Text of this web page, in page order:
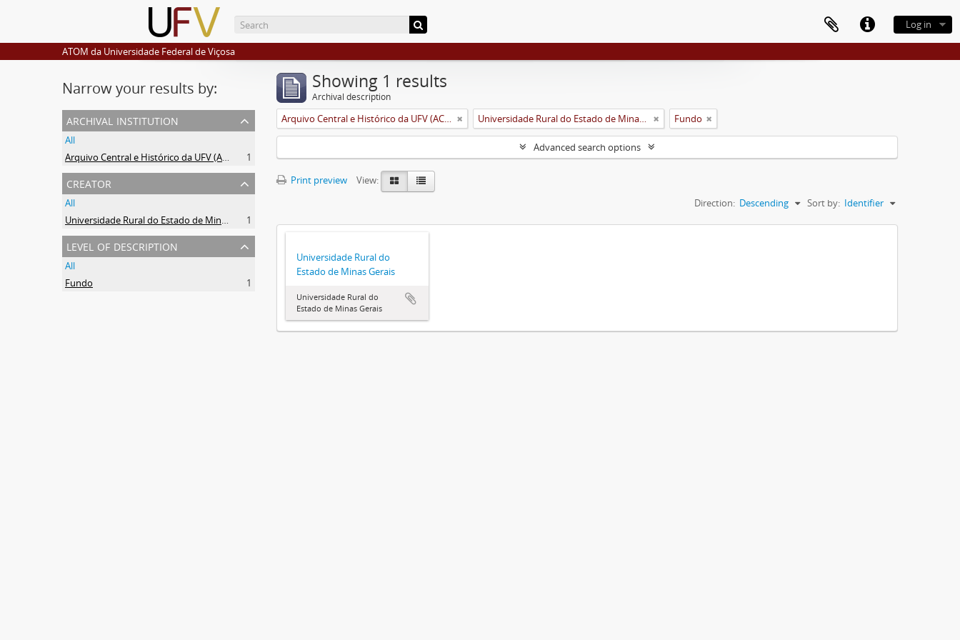
Log in
ATOM da Universidade Federal de Viçosa
Narrow your results by:
archival institution
All
Arquivo Central e Histórico da UFV (ACH-UFV)
1
creator
All
Universidade Rural do Estado de Minas Gerais (Uremg)
1
level of description
All
Fundo
1
Showing 1 results
Archival description
Arquivo Central e Histórico da UFV (ACH-UFV) Universidade Rural do Estado de Minas Gerais (Uremg) Fundo
Advanced search options
Print preview
View:
Sort by: Identifier
Direction: Descending
Universidade Rural do
Estado de Minas Gerais
Universidade Rural do
Estado de Minas Gerais